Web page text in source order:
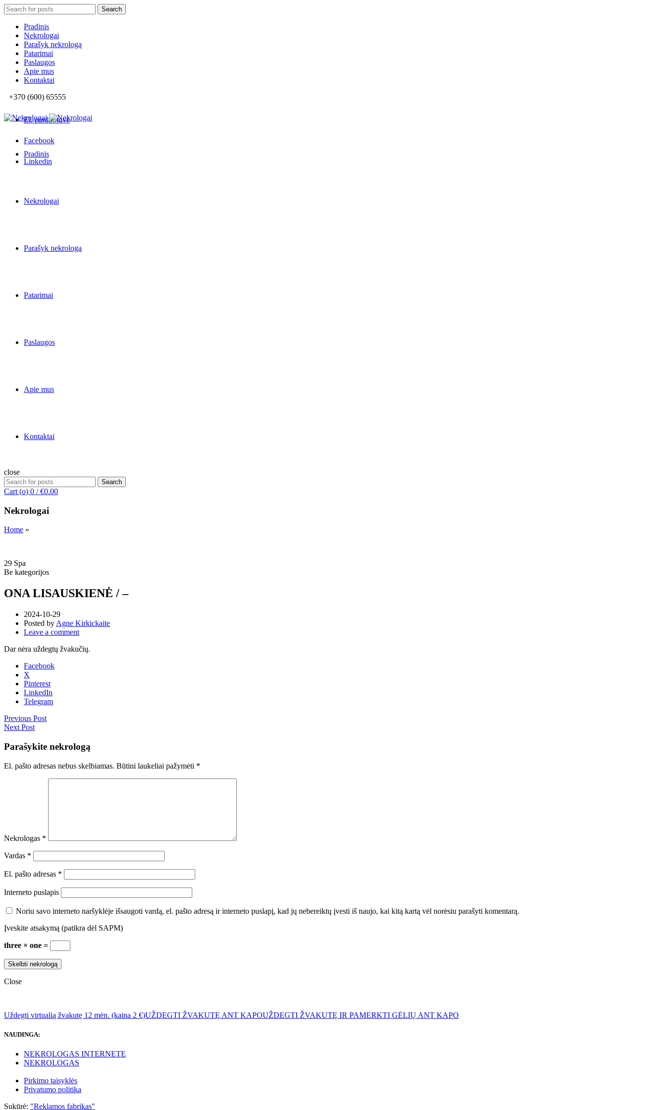
Search
for:
Search
Pradinis
Nekrologai
Parašyk nekrologą
Patarimai
Paslaugos
Apie mus
Kontaktai
+370 (600) 65555
El. parduotuvė
Facebook
Linkedin
Pradinis
Nekrologai
Parašyk nekrologą
Patarimai
Paslaugos
Apie mus
Kontaktai
close
Search
for:
Search
Cart (o) 0 / €0.00
Nekrologai
Home »
29 Spa
Be kategorijos
ONA LISAUSKIENĖ / –
2024-10-29
Posted by Agne Kirkickaite
Leave a comment
Dar nėra uždegtų žvakučių.
Facebook
X
Pinterest
LinkedIn
Telegram
Previous Post
Next Post
Parašykite nekrologą
El. pašto adresas nebus skelbiamas. Būtini laukeliai pažymėti *
Nekrologas *
Vardas *
El. pašto adresas *
Interneto puslapis
Noriu savo interneto naršyklėje išsaugoti vardą, el. pašto adresą ir interneto puslapį, kad jų nebereiktų įvesti iš naujo, kai kitą kartą vėl norėsiu parašyti komentarą.
Įveskite atsakymą (patikra dėl SAPM)
three × one =
Close
Uždegti virtualią žvakutę 12 mėn. (kaina 2 €)UŽDEGTI ŽVAKUTĘ ANT KAPOUŽDEGTI ŽVAKUTĘ IR PAMERKTI GĖLIŲ ANT KAPO
NAUDINGA:
NEKROLOGAS INTERNETE
NEKROLOGAS
Pirkimo taisyklės
Privatumo politika
Sukūrė: "Reklamos fabrikas"